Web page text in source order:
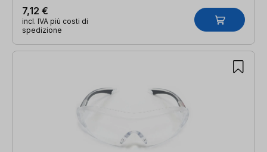
7,12 €
incl. IVA più costi di
spedizione